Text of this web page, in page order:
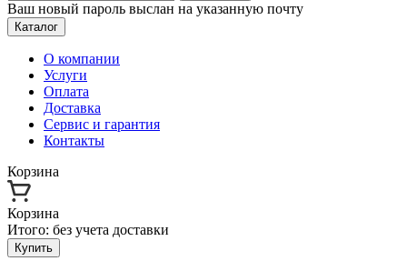
Ваш новый пароль выслан на указанную почту
Каталог
О компании
Услуги
Оплата
Доставка
Сервис и гарантия
Контакты
Корзина
Корзина
Итого: без учета доставки
Купить